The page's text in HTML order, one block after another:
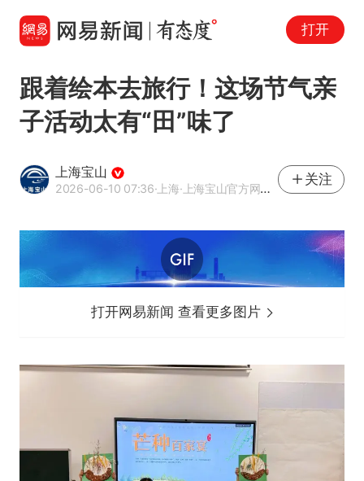
打开
跟着绘本去旅行！这场节气亲
子活动太有“田”味了
上海宝山
2026-06-10 07:36·上海·上海宝山官方网易号
关注
打开网易新闻 查看更多图片